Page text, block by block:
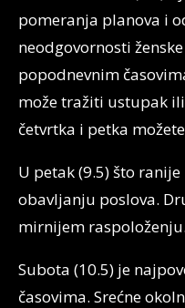
pomeranja planova i
neodgovornosti
popodnevnim
može tražiti ustupak
četvrtka i petka
U petak (9.5) što
obavljanju poslova.
mirnijem raspoloženju.
Subota (10.5) je
časovima. Srećne